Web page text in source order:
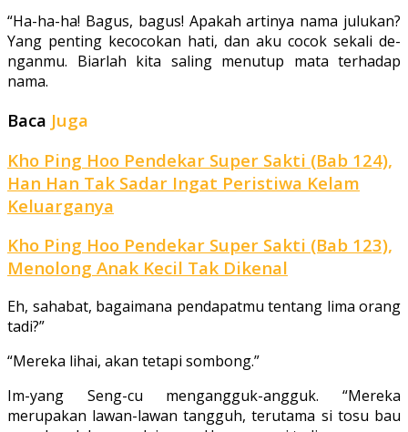
“Ha-ha-ha! Bagus, bagus! Apakah arti­nya nama julukan?
Yang penting kecocokan hati, dan aku cocok sekali de­
nganmu. Biarlah kita saling menutup mata terhadap
nama.
Baca Juga
Kho Ping Hoo Pendekar Super Sakti (Bab 124),
Han Han Tak Sadar Ingat Peristiwa Kelam
Keluarganya
Kho Ping Hoo Pendekar Super Sakti (Bab 123),
Menolong Anak Kecil Tak Dikenal
Eh, sahabat, bagai­mana pendapatmu tentang lima orang
tadi?”
“Mereka lihai, akan tetapi sombong.”
Im-yang Seng-cu mengangguk-angguk. “Mereka
merupakan lawan-lawan tangguh, terutama si tosu bau